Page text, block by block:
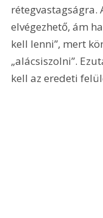
rétegvastagságra.
elvégezhető, ám
kell lenni”, mert
„alácsiszolni”.
kell az eredeti